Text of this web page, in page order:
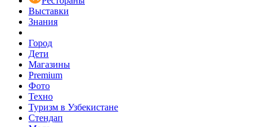
Выставки
Знания
Город
Дети
Магазины
Premium
Фото
Техно
Туризм в Узбекистане
Стендап